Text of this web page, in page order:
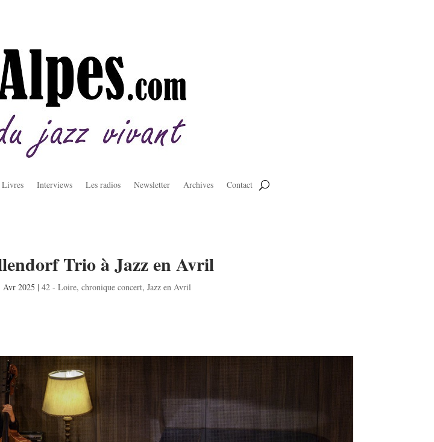
Livres Interviews Les radios Newsletter Archives Contact
Trio à Jazz en Avril
Avr 2025 | 42 - Loire, chronique concert, Jazz en Avril